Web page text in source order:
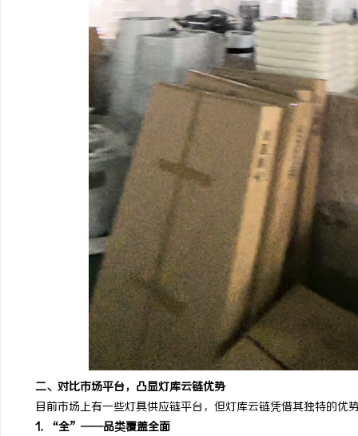
二、对比市场平台，凸显灯库云链优势
目前市场上有一些灯具供应链平台，但灯库云链凭借其独特的优
1. “全”——品类覆盖全面